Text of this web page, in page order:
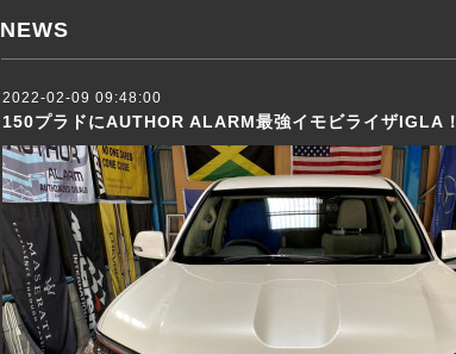
NEWS
2022-02-09 09:48:00
150プラドにAUTHOR ALARM最強イモビライザIGLA！